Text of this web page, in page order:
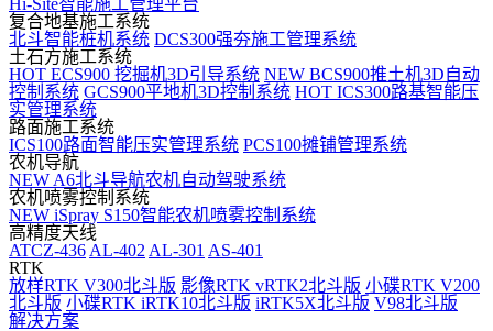
Hi-Site智能施工管理平台
复合地基施工系统
北斗智能桩机系统 DCS300强夯施工管理系统
土石方施工系统
HOT ECS900 挖掘机3D引导系统 NEW BCS900推土机3D自动
控制系统 GCS900平地机3D控制系统 HOT ICS300路基智能压
实管理系统
路面施工系统
ICS100路面智能压实管理系统 PCS100摊铺管理系统
农机导航
NEW A6北斗导航农机自动驾驶系统
农机喷雾控制系统
NEW iSpray S150智能农机喷雾控制系统
高精度天线
ATCZ-436 AL-402 AL-301 AS-401
RTK
放样RTK V300北斗版 影像RTK vRTK2北斗版 小碟RTK V200
北斗版 小碟RTK iRTK10北斗版 iRTK5X北斗版 V98北斗版
解决方案